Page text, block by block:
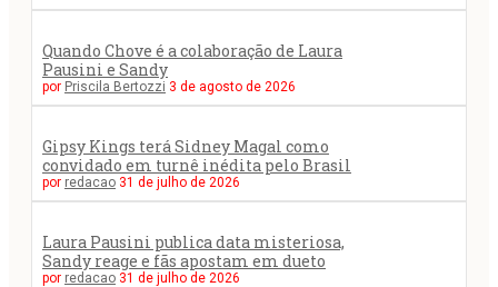
Quando Chove é a colaboração de Laura
Pausini e Sandy
por Priscila Bertozzi 3 de agosto de 2026
Gipsy Kings terá Sidney Magal como
convidado em turnê inédita pelo Brasil
por redacao 31 de julho de 2026
Laura Pausini publica data misteriosa,
Sandy reage e fãs apostam em dueto
por redacao 31 de julho de 2026